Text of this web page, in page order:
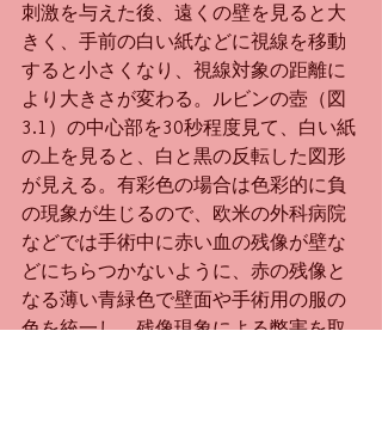
刺激を与えた後、遠くの壁を見ると大
きく、手前の白い紙などに視線を移動
すると小さくなり、視線対象の距離に
より大きさが変わる。ルビンの壺（図
3.1）の中心部を30秒程度見て、白い紙
の上を見ると、白と黒の反転した図形
が見える。有彩色の場合は色彩的に負
の現象が生じるので、欧米の外科病院
などでは手術中に赤い血の残像が壁な
どにちらつかないように、赤の残像と
なる薄い青緑色で壁面や手術用の服の
色を統一し、残像現象による弊害を取